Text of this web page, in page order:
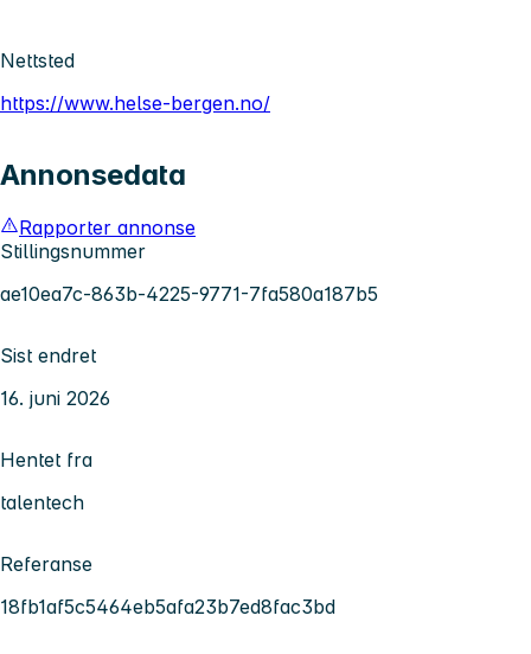
Nettsted
https://www.helse-bergen.no/
Annonsedata
Rapporter annonse
Stillingsnummer
ae10ea7c-863b-4225-9771-7fa580a187b5
Sist endret
16. juni 2026
Hentet fra
talentech
Referanse
18fb1af5c5464eb5afa23b7ed8fac3bd